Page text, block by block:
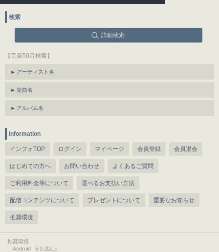
検索
詳細検索
【音楽50音検索】
アーティスト名
楽曲名
アルバム名
information
インフォTOP ログイン マイページ 会員登録 会員退会
はじめての方へ お問い合わせ よくあるご質問
ご利用料金等について 選べるお支払い方法
配信コンテンツについて プレゼントについて 重要なお知らせ
推奨環境
推奨環境
Android : 5.0.2以上